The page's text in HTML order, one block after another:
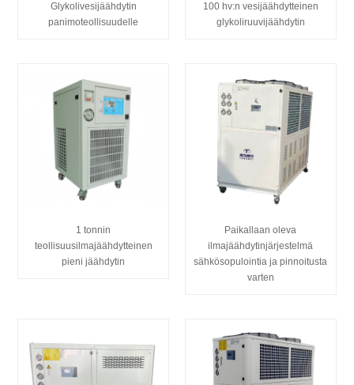
Glykolivesijäähdytin
panimoteollisuudelle
100 hv:n vesijäähdytteinen
glykoliruuvijäähdytin
1 tonnin
teollisuusilmajäähdytteinen
pieni jäähdytin
Paikallaan oleva
ilmajäähdytinjärjestelmä
sähkösopulointia ja pinnoitusta
varten